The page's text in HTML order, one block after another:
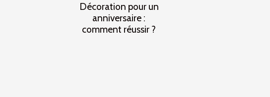
Décoration pour un
anniversaire :
comment réussir ?